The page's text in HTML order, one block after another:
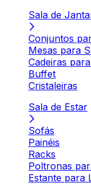
Sala de
Conjuntos
Mesas para
Cadeiras
Buffet
Cristaleiras
Sala de Estar
Sofás
Painéis
Racks
Poltronas
Estante para